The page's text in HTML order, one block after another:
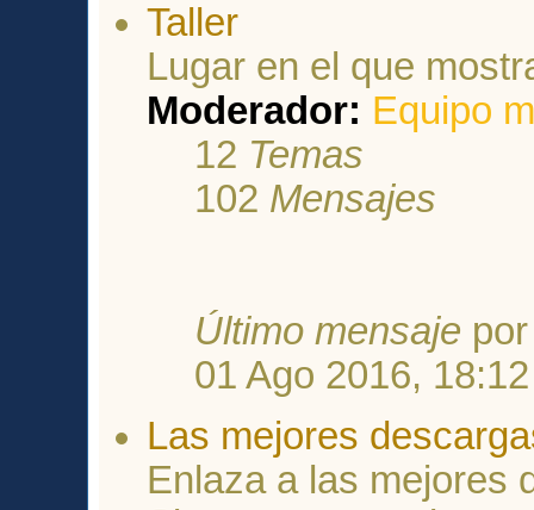
Taller
Lugar en el que
Moderador: Equipo
12 Temas
102 Mensajes
Último mensaje
01 Ago 2016, 18:12
Las mejores
Enlaza a las mejores